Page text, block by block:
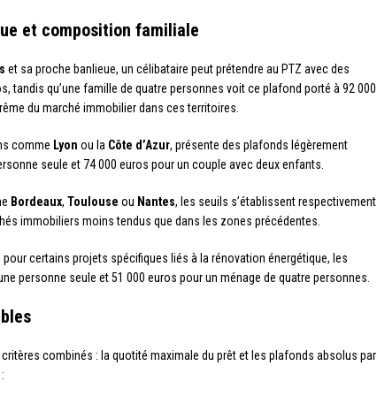
et composition familiale
et sa proche banlieue, un célibataire peut prétendre au PTZ avec des
tandis qu’une famille de quatre personnes voit ce plafond porté à 92 000
du marché immobilier dans ces territoires.
comme Lyon ou la Côte d’Azur, présente des plafonds légèrement
seule et 74 000 euros pour un couple avec deux enfants.
Bordeaux, Toulouse ou Nantes, les seuils s’établissent respectivement
immobiliers moins tendus que dans les zones précédentes.
pour certains projets spécifiques liés à la rénovation énergétique, les
personne seule et 51 000 euros pour un ménage de quatre personnes.
combinés : la quotité maximale du prêt et les plafonds absolus par